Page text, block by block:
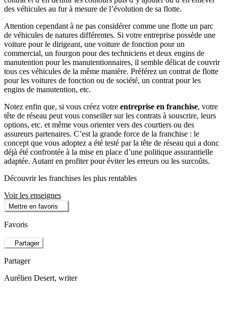
des véhicules au fur à mesure de l’évolution de sa flotte.
Attention cependant à ne pas considérer comme une flotte un parc
de véhicules de natures différentes. Si votre entreprise possède une
voiture pour le dirigeant, une voiture de fonction pour un
commercial, un fourgon pour des techniciens et deux engins de
manutention pour les manutentionnaires, il semble délicat de couvrir
tous ces véhicules de la même manière. Préférez un contrat de flotte
pour les voitures de fonction ou de société, un contrat pour les
engins de manutention, etc.
Notez enfin que, si vous créez votre entreprise en franchise, votre
tête de réseau peut vous conseiller sur les contrats à souscrire, leurs
options, etc. et même vous orienter vers des courtiers ou des
assureurs partenaires. C’est la grande force de la franchise : le
concept que vous adoptez a été testé par la tête de réseau qui a donc
déjà été confrontée à la mise en place d’une politique assurantielle
adaptée. Autant en profiter pour éviter les erreurs ou les surcoûts.
Découvrir les franchises les plus rentables
Voir les enseignes
Mettre en favoris
Favoris
Partager
Partager
Aurélien Desert, writer